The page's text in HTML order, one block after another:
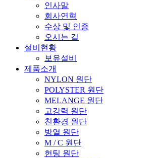
인사말
회사연혁
수상 및 인증
오시는 길
설비현황
보유설비
제품소개
NYLON 원단
POLYSTER 원단
MELANGE 원단
고강력 원단
친환경 원단
방열 원단
M / C 원단
헌팅 원단